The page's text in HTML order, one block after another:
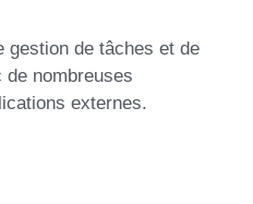
gestion de tâches et de
nombreuses
externes.